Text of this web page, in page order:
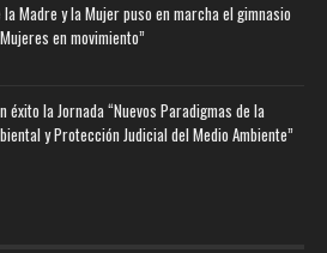
la Madre y la Mujer puso en marcha el gimnasio
en movimiento”
éxito la Jornada “Nuevos Paradigmas de la
y Protección Judicial del Medio Ambiente”